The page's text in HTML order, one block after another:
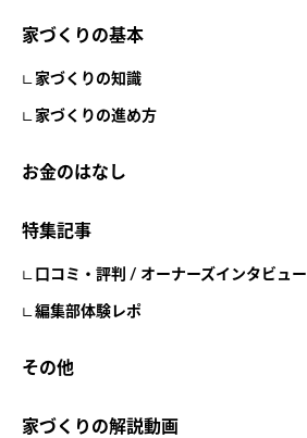
家づくりの基本
家づくりの知識
家づくりの進め方
お金のはなし
特集記事
口コミ・評判 / オーナーズインタビュー
編集部体験レポ
その他
家づくりの解説動画